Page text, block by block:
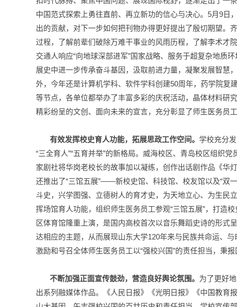
中国范式探索上勇往直前、再立新功的信心与决心。5月9
出的贡献，对下一步如何把刊物办得更好提出了殷切期望。
过程，了解前辈们破除万难干事业的风雨历程，了解李术才
交通人响应“向地球深部进军”国家战略、服务于超复杂地质
展史中进一步传承奋斗基因，汲取前进力量，凝聚发展智慧
外，今年还是计算机学科、软件学科创建50周年，药学院复
等节点，各单位都举办了丰富多彩的庆祝活动，晶体材料研
精彩纷呈的文创、面向未来的宣言，充分彰显了师生医务员
有效发挥校史育人功能，拓展思政工作空间。 学校充分
“三全育人”“五育并举”的新格局。威海校区、青岛校区组织
家剧社将华岗老校长的故事加以凝练，创作出话剧作品《华
还推出了“三馆五展”——新校史馆、科技馆、校友馆以及“双
斗史，兴学图强、立德树人的育才史，为天地立心、为生民
挥场馆育人功能，组织师生医务员工参观“三馆五展”，打造
区体育馆隆重上演，是国内高校首次以音乐舞蹈史诗的形式
达相应的主题，从而展现山东大学120年来与民族共命运、
激励和号召全体师生医务员工以“强校兴国”的责任担当，秉
不断加强正面宣传鼓劲，营造良好舆论氛围。 为了更好
出系列融媒体作品。《人民日报》《光明日报》《中国教育